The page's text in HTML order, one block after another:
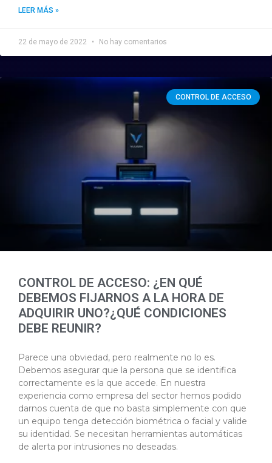
LEER MÁS »
22 de mayo de 2022 No hay comentarios
CONTROL DE ACCESO
CONTROL DE ACCESO: ¿EN QUÉ
DEBEMOS FIJARNOS A LA HORA DE
ADQUIRIR UNO?¿QUÉ CONDICIONES
DEBE REUNIR?
Parece una obviedad, pero realmente no lo es.
Debemos asegurar que la persona que se identifica
correctamente es la que accede. En nuestra
experiencia como empresa del sector hemos podido
darnos cuenta de que no basta simplemente con que
un equipo tenga detección biométrica o facial y valide
su identidad. Se necesitan herramientas automáticas
de alerta por intrusiones no deseadas.